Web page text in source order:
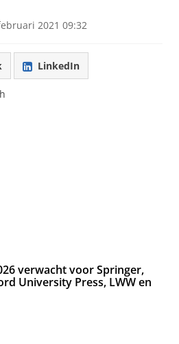
2021 09:32
LinkedIn
verwacht voor Springer,
University Press, LWW en